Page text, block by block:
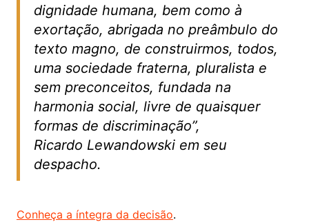
dignidade humana, bem como à
exortação, abrigada no preâmbulo do
texto magno, de construirmos, todos,
uma sociedade fraterna, pluralista e
sem preconceitos, fundada na
harmonia social, livre de quaisquer
formas de discriminação”,
Ricardo Lewandowski em seu
despacho.
Conheça a íntegra da decisão.